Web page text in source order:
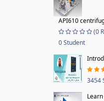
API610
(0
0 Student
3454